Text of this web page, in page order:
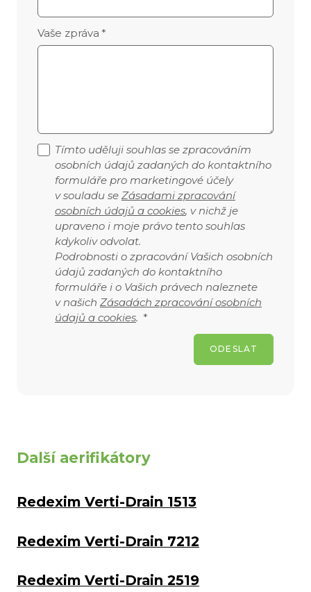
Vaše zpráva *
Tímto uděluji souhlas se zpracováním
osobních údajů zadaných do kontaktního
formuláře pro marketingové účely
v souladu se Zásadami zpracování
osobních údajů a cookies, v nichž je
upraveno i moje právo tento souhlas
kdykoliv odvolat.
Podrobnosti o zpracování Vašich osobních
údajů zadaných do kontaktního
formuláře i o Vašich právech naleznete
v našich Zásadách zpracování osobních
údajů a cookies. *
ODESLAT
Další aerifikátory
Redexim Verti-Drain 1513
Redexim Verti-Drain 7212
Redexim Verti-Drain 2519